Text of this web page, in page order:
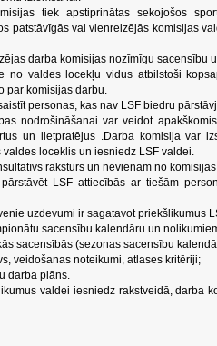
tiek apstiprinātas sekojošos
patstāvīgās vai vienreizējās komisijas
darba komisijas nozīmīgu sacensību
no valdes locekļu vidus atbilstoši
par komisijas darbu.
personas, kas nav LSF biedru
nodrošināšanai var veidot
un lietpratējus .Darba komisija var
loceklis un iesniedz LSF valdei.
raksturs un nevienam no
LSF attiecībās ar tiešām
uzdevumi ir sagatavot priekšlikumus
sacensību kalendāru un
sacensībās (sezonas sacensību
veidošanas noteikumi, atlases kritēriji;
darba plāns.
valdei iesniedz rakstveidā, darba